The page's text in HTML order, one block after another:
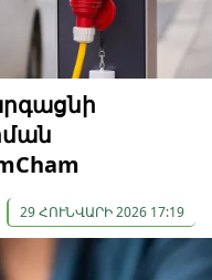
29 ՀՈՒՆՎԱՐԻ 2026 17:19